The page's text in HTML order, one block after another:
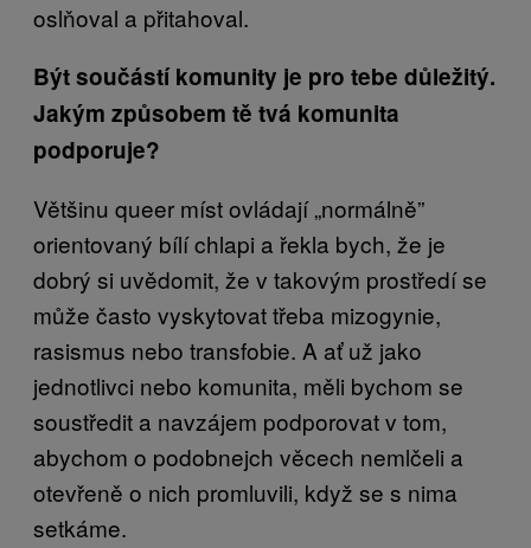
oslňoval a přitahoval.
Být součástí komunity je pro tebe důležitý.
Jakým způsobem tě tvá komunita
podporuje?
Většinu queer míst ovládají „normálně”
orientovaný bílí chlapi a řekla bych, že je
dobrý si uvědomit, že v takovým prostředí se
může často vyskytovat třeba mizogynie,
rasismus nebo transfobie. A ať už jako
jednotlivci nebo komunita, měli bychom se
soustředit a navzájem podporovat v tom,
abychom o podobnejch věcech nemlčeli a
otevřeně o nich promluvili, když se s nima
setkáme.